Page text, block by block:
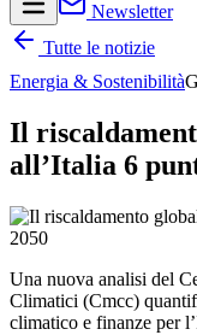
Newsletter
Tutte le notizie
Energia & Sostenibilità
Il
all’Italia 6
Una nuova analisi del
Climatici (Cmcc)
climatico e finanze per